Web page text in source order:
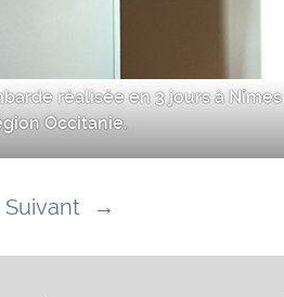
réalisée en 3 jours à
Occitanie.
Suivant →